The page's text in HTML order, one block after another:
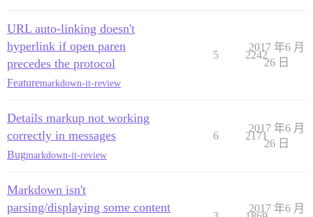
URL auto-linking doesn't
hyperlink if open paren
precedes the protocol
Featuremarkdown-it-review
5 2242
2017 年6 月
26 日
Details markup not working
correctly in messages
Bugmarkdown-it-review
6 2171
2017 年6 月
26 日
Markdown isn't
parsing/displaying some content
2017 年6 月